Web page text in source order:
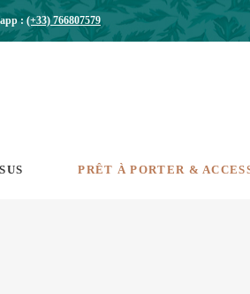
:(+33) 766807579
PRÊT À PORTER &